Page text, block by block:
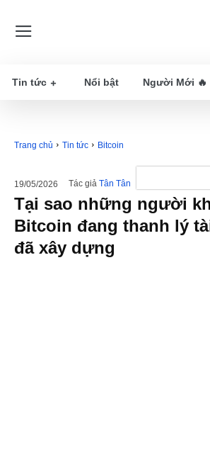
Tin tức Nổi bật Người Mới 🔥
Trang chủ Tin tức Bitcoin
19/05/2026 Tác giả Tân Tân
Tại sao những người
Bitcoin đang thanh lý
đã xây dựng